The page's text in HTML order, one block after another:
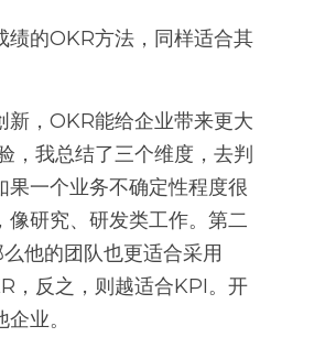
绩的OKR方法，同样适合其
新，OKR能给企业带来更大
，我总结了三个维度，去判
一个业务不确定性程度很
研究、研发类工作。第二
他的团队也更适合采用
，反之，则越适合KPI。开
业。